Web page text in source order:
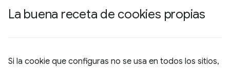
La buena receta de cookies propias
Si la cookie que configuras no se usa en todos los sitios,